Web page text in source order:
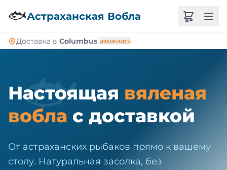
🐟Астраханская Вобла
Доставка в Columbus изменить
🐟
Настоящая вяленая
вобла с доставкой
От астраханских рыбаков прямо к вашему
столу. Натуральная засолка, без